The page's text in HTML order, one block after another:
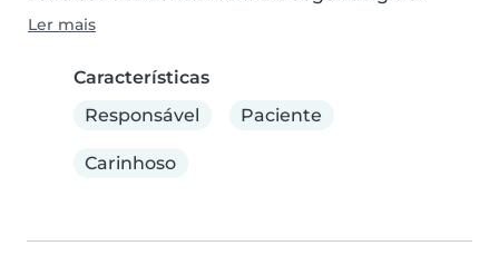
Ler mais
Características
Responsável
Paciente
Carinhoso